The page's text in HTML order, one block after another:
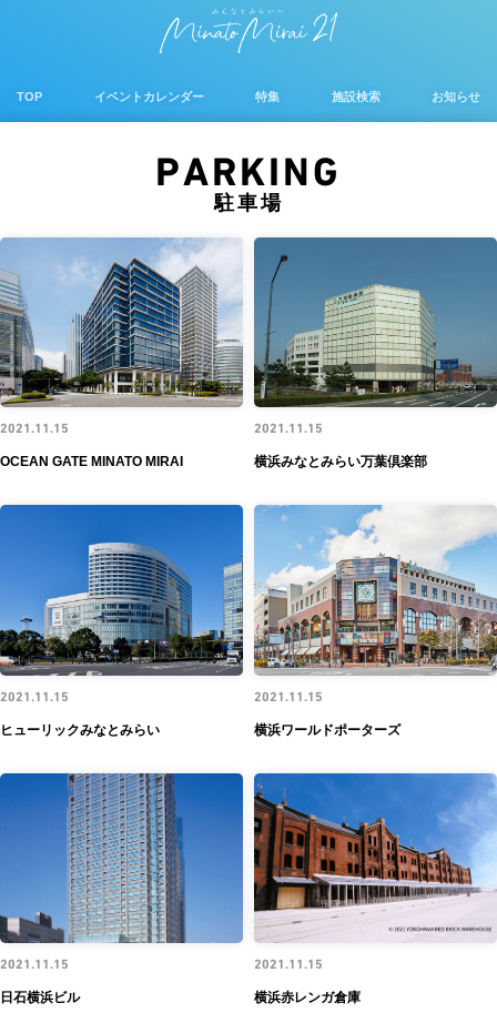
TOP イベントカレンダー 特集 施設検索 お知らせ
PARKING
駐車場
OCEAN GATE MINATO MIRAI
2021.11.15
横浜みなとみらい万葉倶楽部
2021.11.15
ヒューリックみなとみらい
2021.11.15
横浜ワールドポーターズ
2021.11.15
日石横浜ビル
2021.11.15
横浜赤レンガ倉庫
2021.11.15